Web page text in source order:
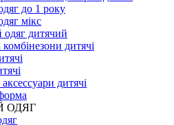
до 1 року
мікс
дитячий
дитячі
дитячі
ОДЯГ